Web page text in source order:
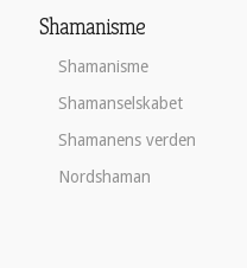
Shamanisme
Shamanisme
Shamanselskabet
Shamanens verden
Nordshaman